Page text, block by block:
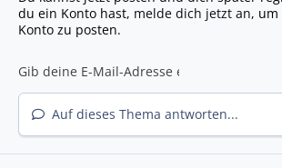
du ein Konto hast, melde dich jetzt an,
Konto zu posten.
Auf dieses Thema antworten...